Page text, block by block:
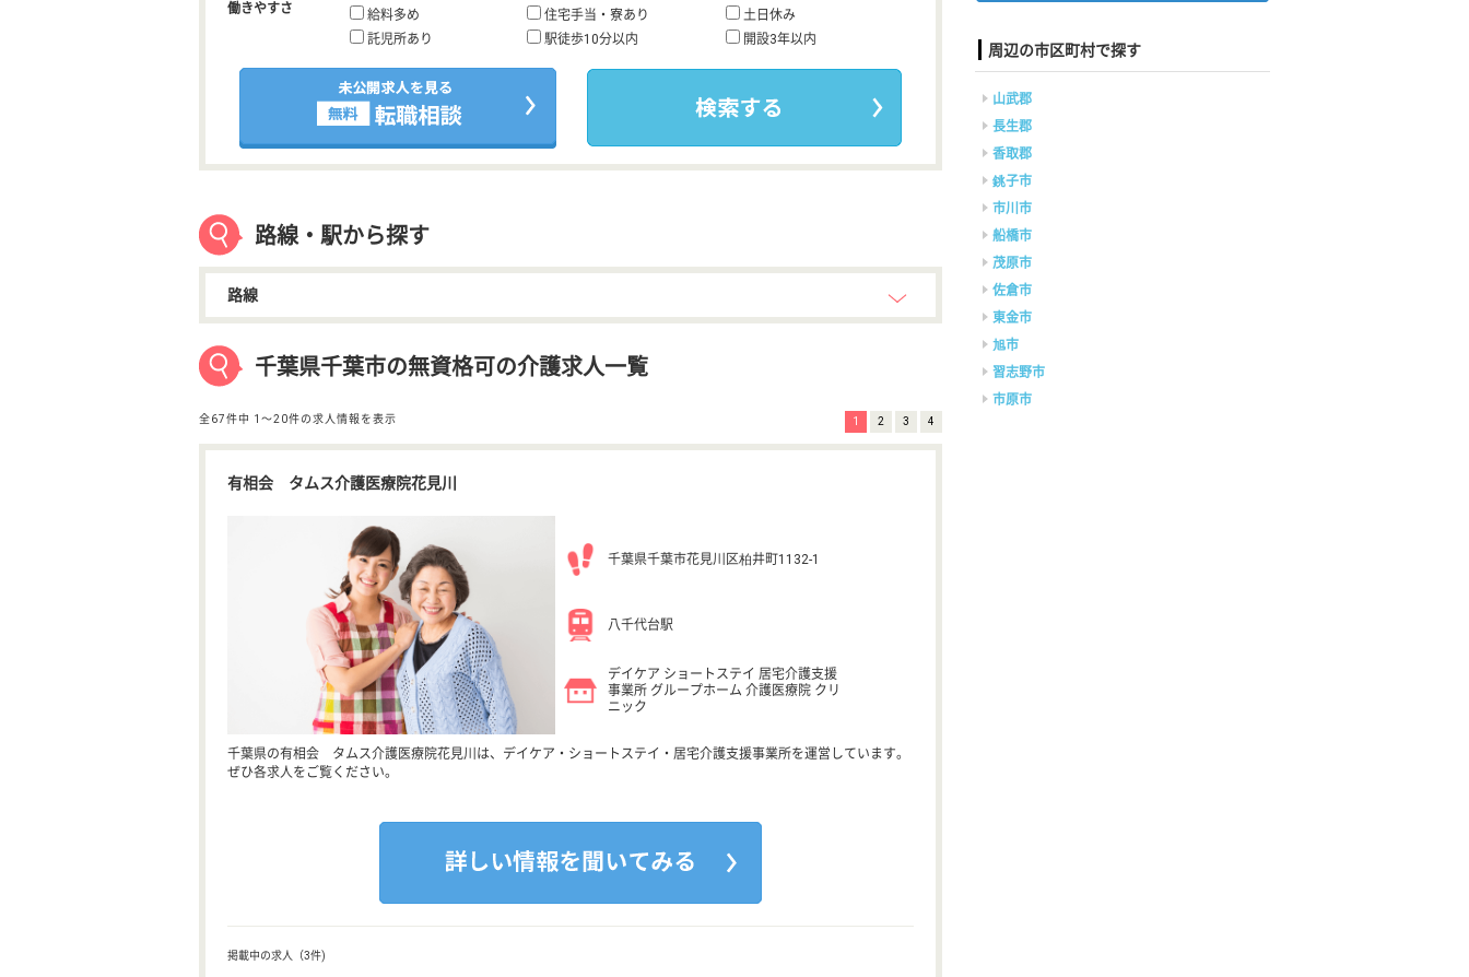
働きやすさ
給料多め
住宅手当・寮あり
土日休み
託児所あり
駅徒歩10分以内 開設3年以内
路線・駅から探す
路線
千葉県千葉市の無資格可の介護求人一覧
全67件中 1〜20件の求人情報を表示 1 2 3 4
有相会 タムス介護医療院花見川
千葉県千葉市花見川区柏井町1132-1
八千代台駅
デイケア ショートステイ 居宅介護支援
事業所 グループホーム 介護医療院 クリ
ニック
千葉県の有相会 タムス介護医療院花見川は、デイケア・ショートステイ・居宅介護支援事業所を運営しています。
ぜひ各求人をご覧ください。
掲載中の求人（3件)
周辺の市区町村で探す
山武郡
長生郡
香取郡
銚子市
市川市
船橋市
茂原市
佐倉市
東金市
旭市
習志野市
市原市